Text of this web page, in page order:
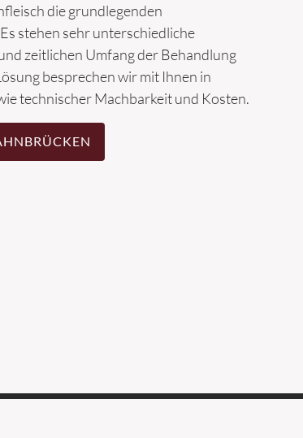
die grundlegenden
stehen sehr unterschiedliche
zeitlichen Umfang der Behandlung
besprechen wir mit Ihnen in
technischer Machbarkeit und Kosten.